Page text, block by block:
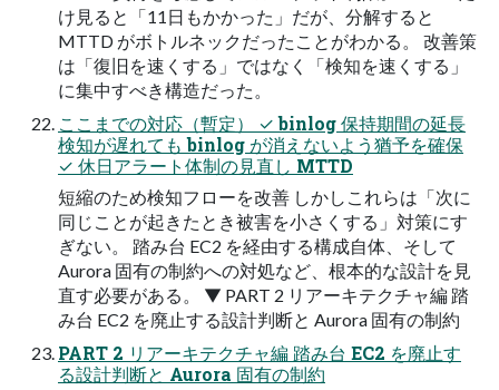
け見ると「11日もかかった」だが、分解すると
MTTD がボトルネックだったことがわかる。 改善策
は「復旧を速くする」ではなく「検知を速くする」
に集中すべき構造だった。
ここまでの対応（暫定） ✓ binlog 保持期間の延長
検知が遅れても binlog が消えないよう猶予を確保
✓ 休日アラート体制の見直し MTTD
短縮のため検知フローを改善 しかしこれらは「次に
同じことが起きたとき被害を小さくする」対策にす
ぎない。 踏み台 EC2 を経由する構成自体、そして
Aurora 固有の制約への対処など、根本的な設計を見
直す必要がある。 ▼ PART 2 リアーキテクチャ編 踏
み台 EC2 を廃止する設計判断と Aurora 固有の制約
PART 2 リアーキテクチャ編 踏み台 EC2 を廃止す
る設計判断と Aurora 固有の制約